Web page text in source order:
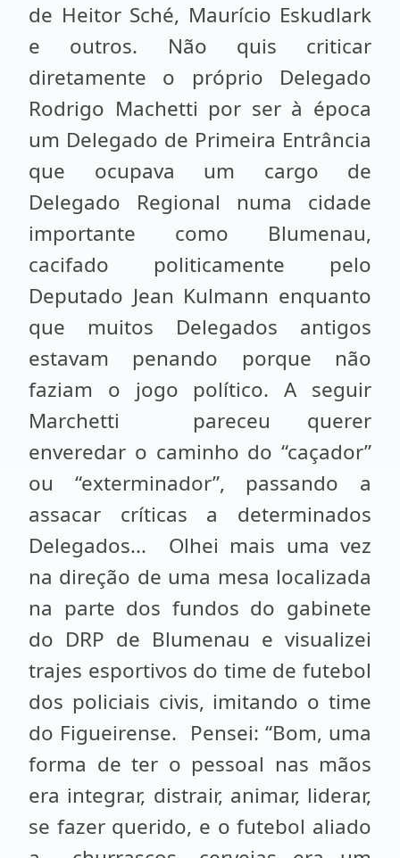
de Heitor Sché, Maurício Eskudlark
e outros. Não quis criticar
diretamente o próprio Delegado
Rodrigo Machetti por ser à época
um Delegado de Primeira Entrância
que ocupava um cargo de
Delegado Regional numa cidade
importante como Blumenau,
cacifado politicamente pelo
Deputado Jean Kulmann enquanto
que muitos Delegados antigos
estavam penando porque não
faziam o jogo político. A seguir
Marchetti pareceu querer
enveredar o caminho do “caçador”
ou “exterminador”, passando a
assacar críticas a determinados
Delegados... Olhei mais uma vez
na direção de uma mesa localizada
na parte dos fundos do gabinete
do DRP de Blumenau e visualizei
trajes esportivos do time de futebol
dos policiais civis, imitando o time
do Figueirense. Pensei: “Bom, uma
forma de ter o pessoal nas mãos
era integrar, distrair, animar, liderar,
se fazer querido, e o futebol aliado